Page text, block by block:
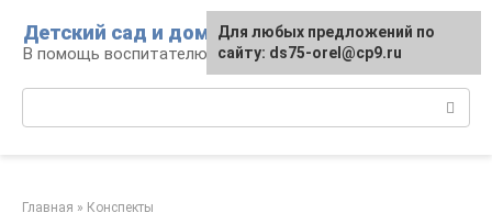
контенту
Детский сад и дом
В помощь воспитателю и родителям
Главная » Конспекты
Для любых предложений по
сайту: ds75-orel@cp9.ru